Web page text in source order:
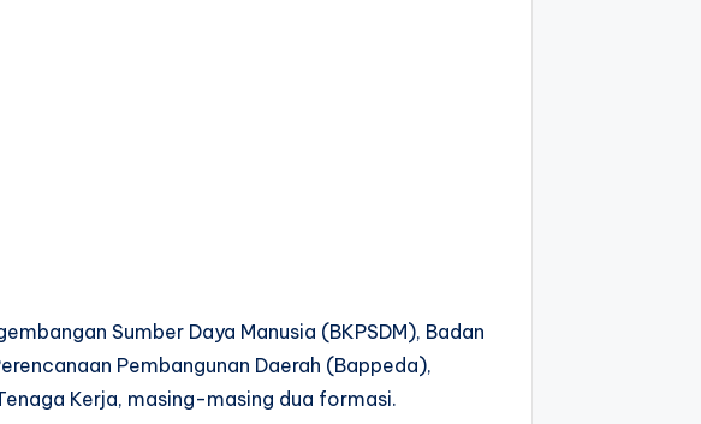
Sumber Daya Manusia (BKPSDM), Badan
Pembangunan Daerah (Bappeda),
Kerja, masing-masing dua formasi.